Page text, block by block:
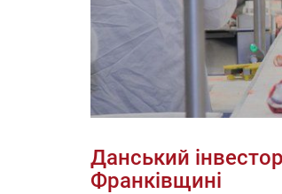
Данський
Франківщині